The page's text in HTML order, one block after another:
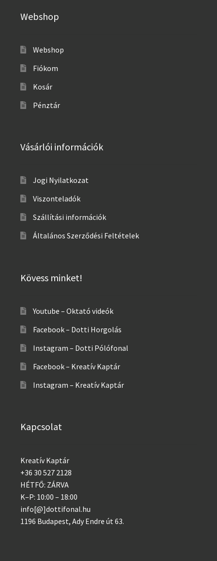
Webshop
Webshop
Fiókom
Kosár
Pénztár
Vásárlói információk
Jogi Nyilatkozat
Viszonteladók
Szállítási információk
Általános Szerződési Feltételek
Kövess minket!
Youtube – Oktató videók
Facebook – Dotti Horgolás
Instagram – Dotti Pólófonal
Facebook – Kreatív Kaptár
Instagram – Kreatív Kaptár
Kapcsolat
Kreatív Kaptár
+36 30 527 2128
HÉTFŐ: ZÁRVA
K–P: 10:00 – 18:00
info[@]dottifonal.hu
1196 Budapest, Ady Endre út 63.